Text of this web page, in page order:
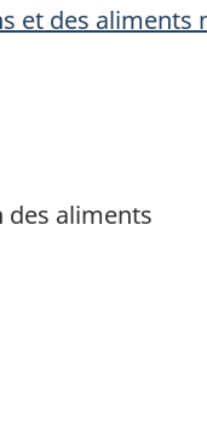
et des aliments
aliments